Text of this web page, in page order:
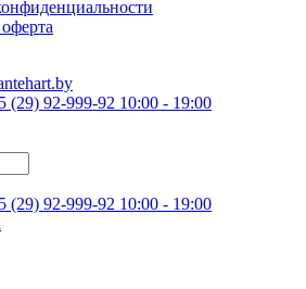
(29) 92-999-92 10:00 - 19:00
(29) 92-999-92 10:00 - 19:00